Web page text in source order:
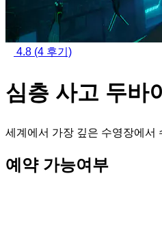
4.8 (4 후기)
심층 사고 두바
세계에서 가장 깊은 수영장에서
예약 가능여부